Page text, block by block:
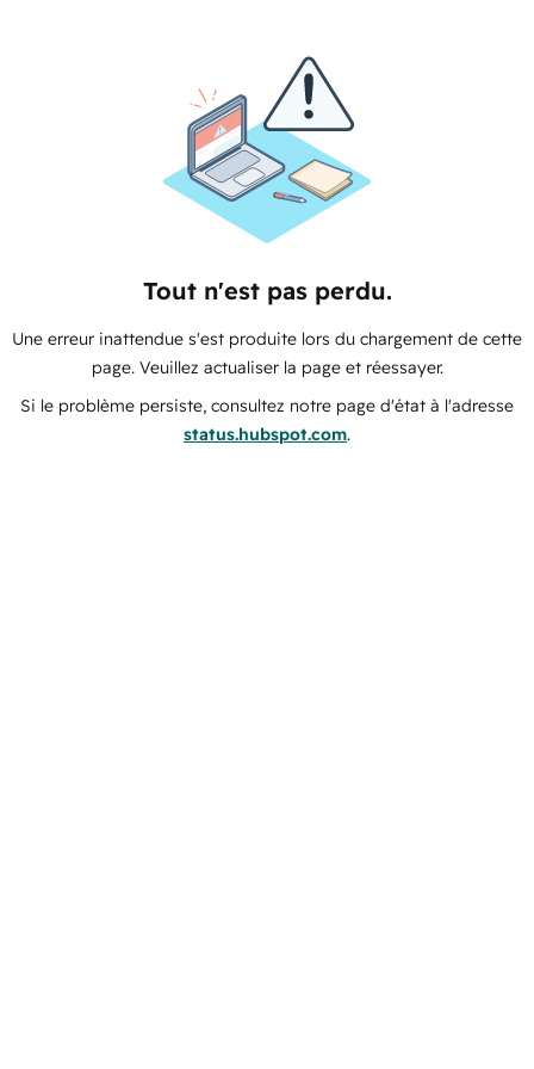
Tout n'est pas perdu.
Une erreur inattendue s'est produite lors du chargement de cette
page. Veuillez actualiser la page et réessayer.
Si le problème persiste, consultez notre page d'état à l'adresse
status.hubspot.com.